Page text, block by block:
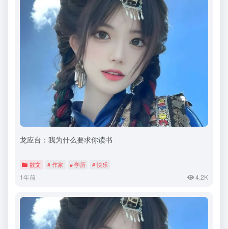
龙应台：我为什么要求你读书
散文 # 作家 # 学历 # 快乐
1年前 4.2K